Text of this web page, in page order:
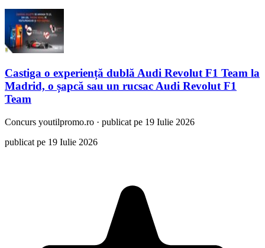
Castiga o experiență dublă Audi Revolut F1 Team la
Madrid, o șapcă sau un rucsac Audi Revolut F1
Team
Concurs youtilpromo.ro · publicat pe 19 Iulie 2026
publicat pe 19 Iulie 2026